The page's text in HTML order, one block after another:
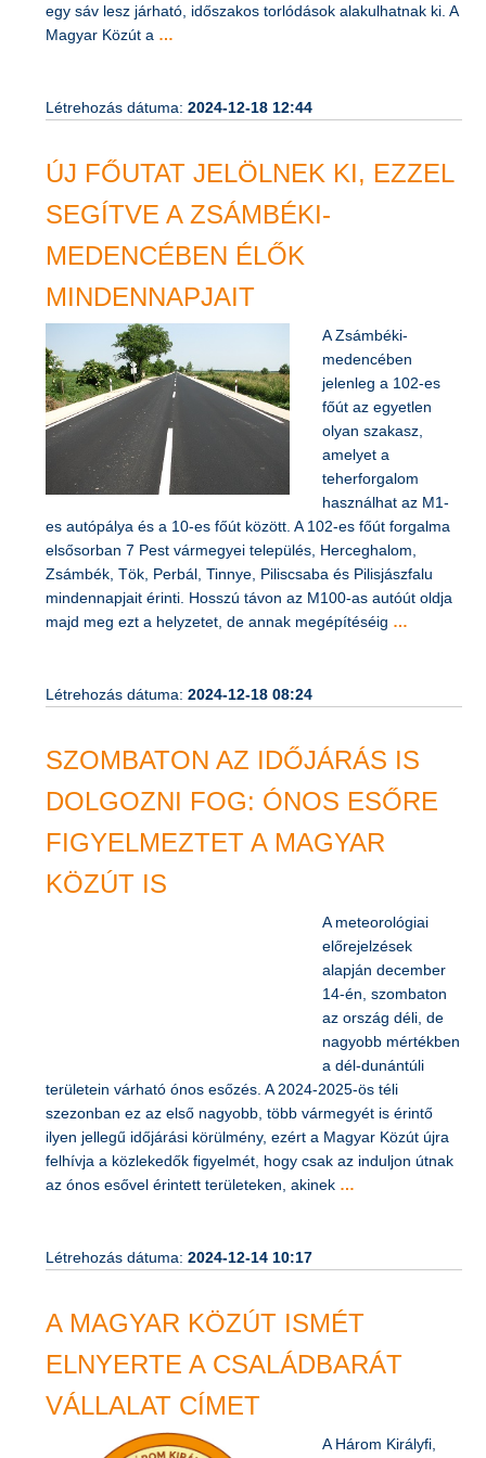
autóút irányába vezető oldalon. A külső sáv lezárásra kerül,
egy sáv lesz járható, időszakos torlódások alakulhatnak ki. A
ÚJ FŐUTAT JELÖLNEK KI, EZZEL
SEGÍTVE A ZSÁMBÉKI-
MINDENNAPJAIT
A Zsámbéki-
medencében
jelenleg a 102-es
főút az egyetlen
olyan szakasz,
amelyet a
teherforgalom
használhat az M1-
es autópálya és a 10-es főút között. A 102-es főút forgalma
elsősorban 7 Pest vármegyei település, Herceghalom,
Zsámbék, Tök, Perbál, Tinnye, Piliscsaba és Pilisjászfalu
mindennapjait érinti. Hosszú távon az M100-as autóút oldja
SZOMBATON AZ IDŐJÁRÁS IS
FIGYELMEZTET A MAGYAR
A meteorológiai
előrejelzések
alapján december
14-én, szombaton
az ország déli, de
nagyobb mértékben
a dél-dunántúli
területein várható ónos esőzés. A 2024-2025-ös téli
szezonban ez az első nagyobb, több vármegyét is érintő
ilyen jellegű időjárási körülmény, ezért a Magyar Közút újra
felhívja a közlekedők figyelmét, hogy csak az induljon útnak
A MAGYAR KÖZÚT ISMÉT
ELNYERTE A CSALÁDBARÁT
VÁLLALAT CÍMET